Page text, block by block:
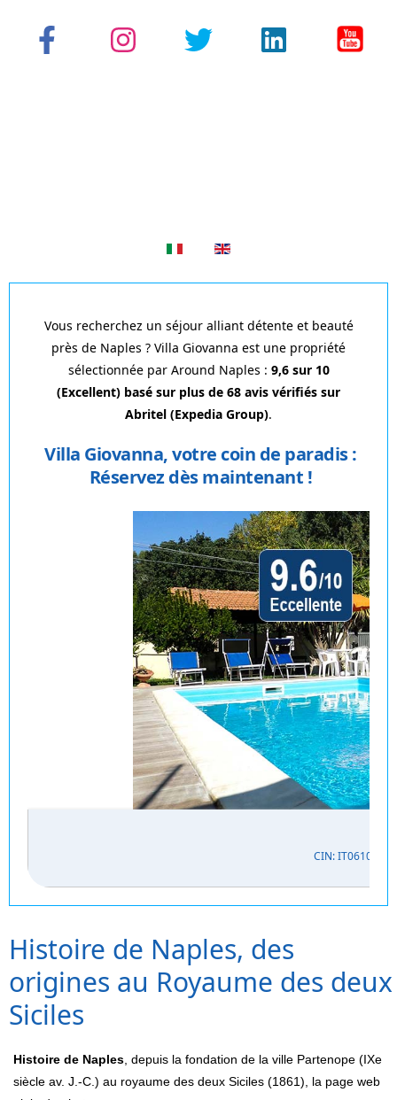
Sélectionnez votre langue
Vous recherchez un séjour alliant détente et beauté
près de Naples ? Villa Giovanna est une propriété
sélectionnée par Around Naples : 9,6 sur 10
(Excellent) basé sur plus de 68 avis vérifiés sur
Abritel (Expedia Group).
Villa Giovanna, votre coin de paradis :
Réservez dès maintenant !
CIN:
Histoire de Naples, des
origines au Royaume des deux
Siciles
Histoire de Naples , depuis la fondation de la ville Partenope (IXe
siècle av. J.-C.) au royaume des deux Siciles (1861), la page web